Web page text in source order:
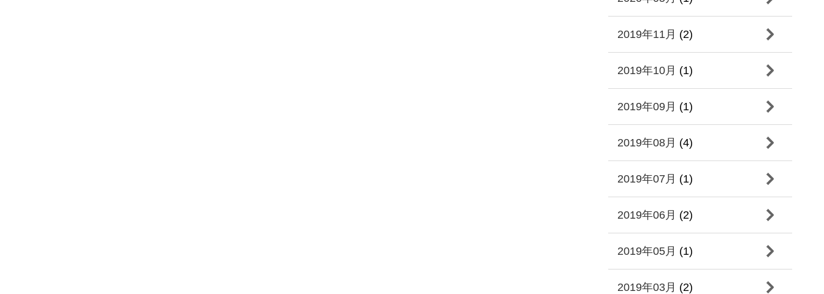
2019年11月 (2)
2019年10月 (1)
2019年09月 (1)
2019年08月 (4)
2019年07月 (1)
2019年06月 (2)
2019年05月 (1)
2019年03月 (2)